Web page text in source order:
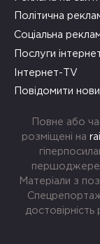
Політична
Соціальна
Послуги
Інтернет-TV
Повідомити
Повне або
розміщені на
Матеріали з
достовірність